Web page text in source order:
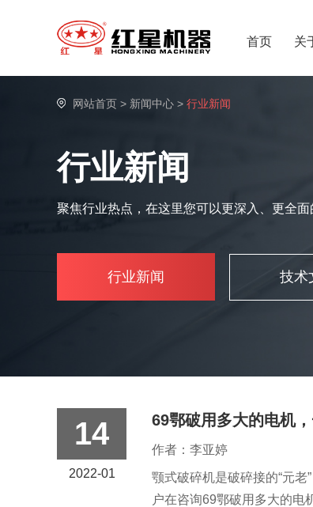
首页 关
网站首页 > 新闻中心 > 行业新闻
行业新闻
聚焦行业热点，在这里您可以更深入、更全
行业新闻 技术
14
2022-01
69鄂破用多大的电机
作者：李亚婷
颚式破碎机是破碎接的“元
户在咨询69鄂破用多大的电